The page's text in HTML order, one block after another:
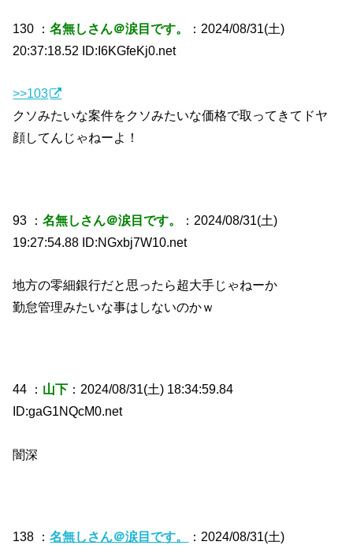
130 ：名無しさん＠涙目です。
：2024/08/31(土)
20:37:18.52 ID:I6KGfeKj0.net
>>103
クソみたいな案件をクソみたいな価格で取ってきてドヤ
顔してんじゃねーよ！
93 ：名無しさん＠涙目です。
：2024/08/31(土)
19:27:54.88 ID:NGxbj7W10.net
地方の零細銀行だと思ったら超大手じゃねーか
勤怠管理みたいな事はしないのかｗ
44 ： 山下 ：2024/08/31(土) 18:34:59.84
ID:gaG1NQcM0.net
闇深
138 ：名無しさん＠涙目です。
：2024/08/31(土)